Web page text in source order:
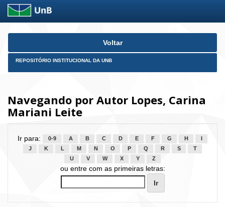
Skip
Voltar
REPOSITÓRIO INSTITUCIONAL DA UNB
Navegando por Autor Lopes, Carina
Mariani Leite
Ir para: 0-9 A B C D E F G H
J
K L M N O P Q R S
T
U
V W X Y Z
ou entre com as primeiras letras: